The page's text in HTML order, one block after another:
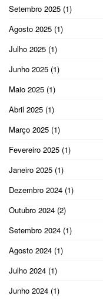
Setembro 2025 (1)
Agosto 2025 (1)
Julho 2025 (1)
Junho 2025 (1)
Maio 2025 (1)
Abril 2025 (1)
Março 2025 (1)
Fevereiro 2025 (1)
Janeiro 2025 (1)
Dezembro 2024 (1)
Outubro 2024 (2)
Setembro 2024 (1)
Agosto 2024 (1)
Julho 2024 (1)
Junho 2024 (1)